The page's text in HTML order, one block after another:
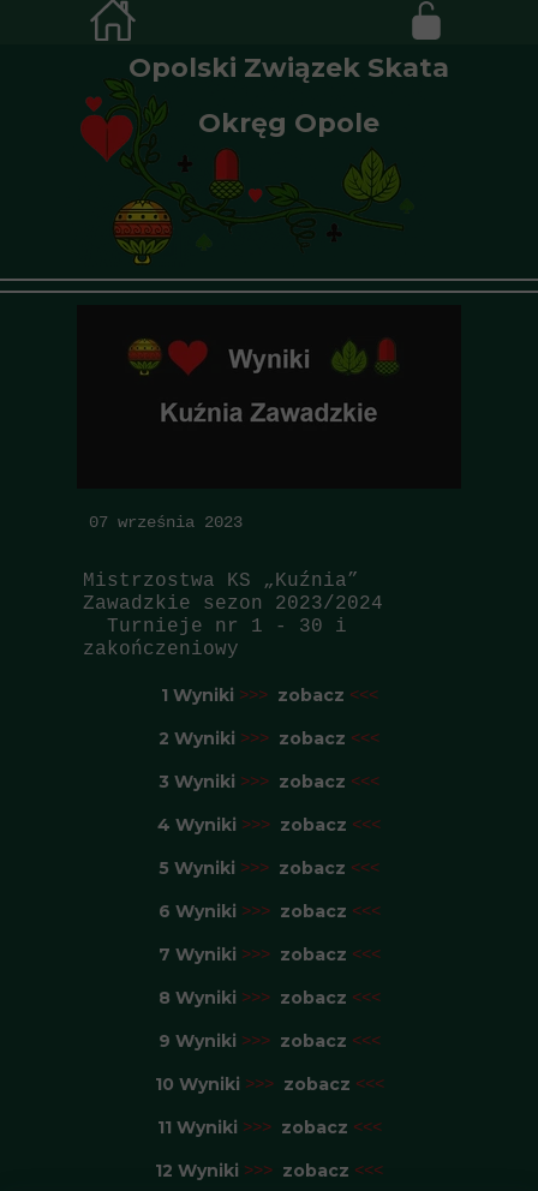
Opolski Związek Skata
Okręg Opole
07 września 2023
Mistrzostwa KS „Kuźnia”
Zawadzkie sezon 2023/2024
Turnieje nr 1 - 30 i
zakończeniowy
1 Wyniki >>> zobacz <<<
2 Wyniki >>> zobacz <<<
3 Wyniki >>> zobacz <<<
4 Wyniki >>> zobacz <<<
5 Wyniki >>> zobacz <<<
6 Wyniki >>> zobacz <<<
7 Wyniki >>> zobacz <<<
8 Wyniki >>> zobacz <<<
9 Wyniki >>> zobacz <<<
10 Wyniki >>> zobacz <<<
11 Wyniki >>> zobacz <<<
12 Wyniki >>> zobacz <<<